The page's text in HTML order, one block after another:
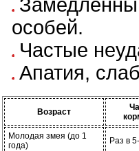
особей.
Частые
Апатия,
Возраст
Молодая змея (до 1
года)
Раз в